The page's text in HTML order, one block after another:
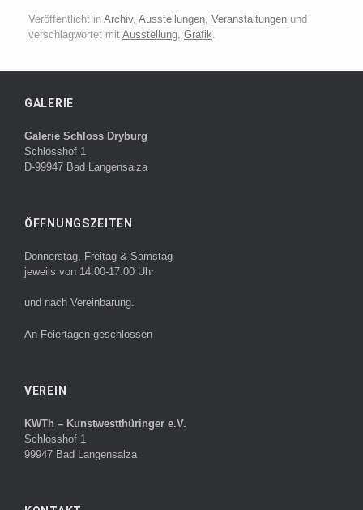
Veröffentlicht in Archiv, Ausstellungen Veranstaltungen und
verschlagwortet mit Ausstellung Grafik
GALERIE
Galerie Schloss Dryburg
Schlosshof 1
D-99947 Bad Langensalza
ÖFFNUNGSZEITEN
Donnerstag, Freitag & Samstag
jeweils von 14.00-17.00 Uhr
und nach Vereinbarung.
An Feiertagen geschlossen
VEREIN
KWTh – Kunstwestthüringer e.V.
Schlosshof 1
99947 Bad Langensalza